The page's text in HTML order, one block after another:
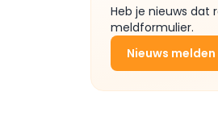
Heb je nieuws dat
meldformulier.
Nieuws melden